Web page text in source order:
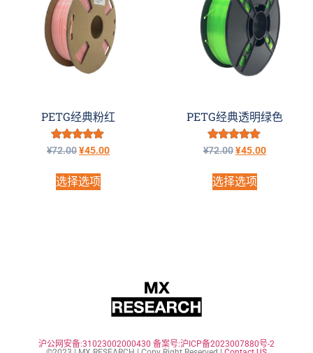
PETG经典粉红
评分
5.00
¥72.00¥45.00
选择选项
PETG经典透明绿色
评分
5.00
¥72.00¥45.00
选择选项
沪公网安备:31023002000430 备案号:沪ICP备2023007880号-2